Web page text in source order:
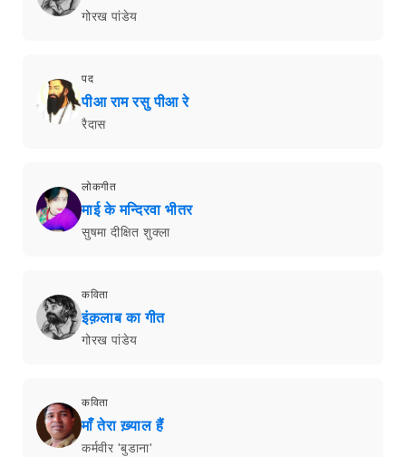
गोरख पांडेय
पद
पीआ राम रसु पीआ रे
रैदास
लोकगीत
माई के मन्दिरवा भीतर
सुषमा दीक्षित शुक्ला
कविता
इंक़लाब का गीत
गोरख पांडेय
कविता
माँ तेरा ख़्याल हैं
कर्मवीर 'बुडाना'